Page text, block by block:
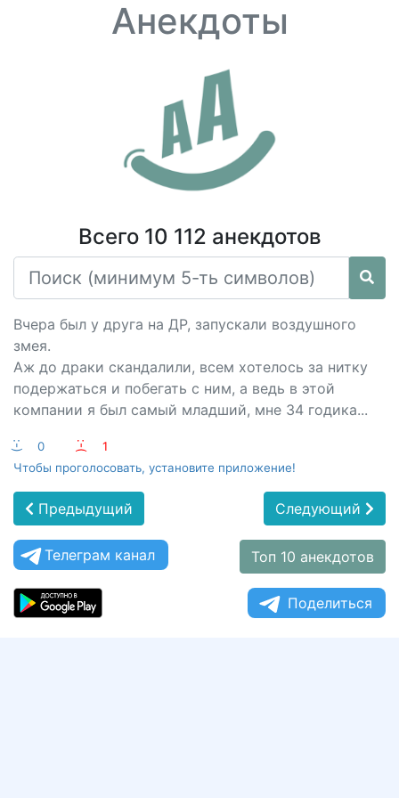
Анекдоты
Всего 10 112 анекдотов
Вчера был у друга на ДР, запускали воздушного
змея.
Аж до драки скандалили, всем хотелось за нитку
подержаться и побегать с ним, а ведь в этой
компании я был самый младший, мне 34 годика...
:-) 0 :-(
1
Чтобы проголосовать, установите приложение!
Предыдущий Следующий
Телеграм канал Топ 10 анекдотов
Поделиться